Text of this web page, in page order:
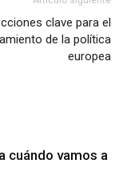
clave para el
de la política
europea
cuándo vamos a